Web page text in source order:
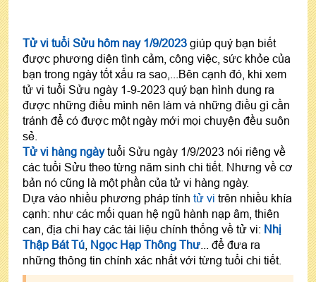
Tử vi tuổi Sửu hôm nay 1/9/2023 giúp quý bạn biết
được phương diện tình cảm, công việc, sức khỏe của
bạn trong ngày tốt xấu ra sao,...Bên cạnh đó, khi xem
tử vi tuổi Sửu ngày 1-9-2023 quý bạn hình dung ra
được những điều mình nên làm và những điều gì cần
tránh để có được một ngày mới mọi chuyện đều suôn
sẻ.
Tử vi hàng ngàytuổi Sửu ngày 1/9/2023 nói riêng về
các tuổi Sửu theo từng năm sinh chi tiết. Nhưng về cơ
bản nó cũng là một phần của tử vi hàng ngày.
Dựa vào nhiều phương pháp tính tử vi trên nhiều khía
cạnh: như các mối quan hệ ngũ hành nạp âm, thiên
can, địa chi hay các tài liệu chính thống về tử vi: Nhị
Thập Bát Tú Ngọc Hạp Thông Thư ... để đưa ra
những thông tin chính xác nhất với từng tuổi chi tiết.